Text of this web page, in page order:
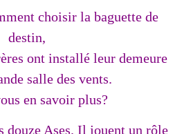
choisir la baguette de
destin,
ont installé leur demeure
salle des vents.
en savoir plus?
douze Ases. Il jouent un rôle